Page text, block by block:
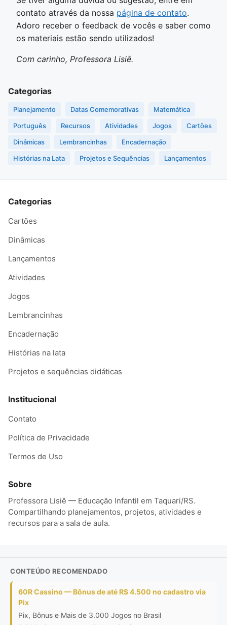
contato através da nossa página de contato.
Adoro receber o feedback de vocês e saber como
os materiais estão sendo utilizados!
Com carinho, Professora Lisiê.
Categorias
Planejamento Datas Comemorativas
Matemática
Português
Recursos Atividades Jogos
Cartões
Dinâmicas
Lembrancinhas
Encadernação
Histórias na Lata
Projetos e Sequências Lançamentos
Categorias
Cartões
Dinâmicas
Lançamentos
Atividades
Jogos
Lembrancinhas
Encadernação
Histórias na lata
Projetos e sequências didáticas
Institucional
Contato
Política de Privacidade
Termos de Uso
Sobre
Professora Lisiê — Educação Infantil em Taquari/RS.
Compartilhando planejamentos, projetos, atividades e
recursos para a sala de aula.
CONTEÚDO RECOMENDADO
60R Cassino — Bônus de até R$ 4.500 no cadastro via
Pix
Pix, Bônus e Mais de 3.000 Jogos no Brasil